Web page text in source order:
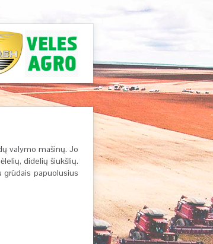
valymo mašinų. Jo
didelių šiukšlių.
grūdais papuolusius